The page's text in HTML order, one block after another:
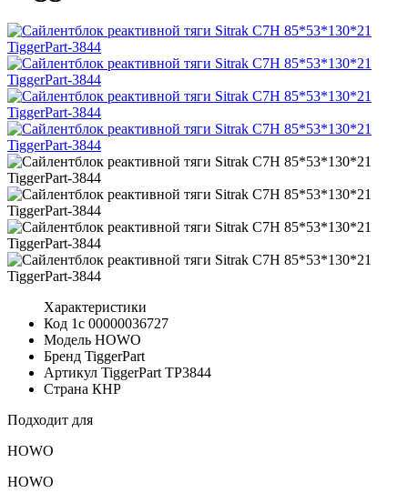
Характеристики
Код 1с 00000036727
Модель HOWO
Бренд TiggerPart
Артикул TiggerPart TP3844
Страна КНР
Подходит для
HOWO
HOWO